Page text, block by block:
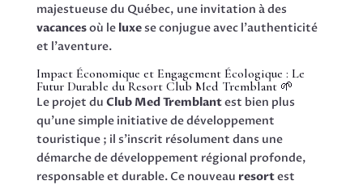
majestueuse du Québec, une invitation à des
vacancesoù le luxese conjugue avec l’authenticité
et l’aventure.
Impact Économique et Engagement Écologique : Le
Futur Durable du Resort Club Med Tremblant 🌱
Le projet du Club Med Tremblantest bien plus
qu’une simple initiative de développement
touristique ; il s’inscrit résolument dans une
démarche de développement régional profonde,
responsable et durable. Ce nouveau resortest